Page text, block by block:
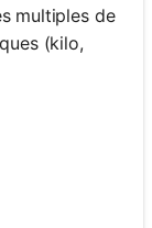
multiples de
(kilo,
n}